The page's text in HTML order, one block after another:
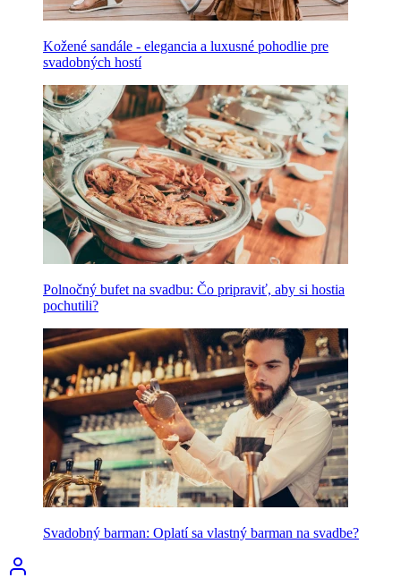
Kožené sandále - elegancia a luxusné pohodlie pre
svadobných hostí
Polnočný bufet na svadbu: Čo pripraviť, aby si hostia
pochutili?
Svadobný barman: Oplatí sa vlastný barman na svadbe?